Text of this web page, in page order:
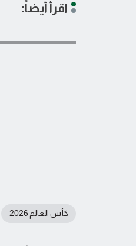
اقرأ أيضاً:
كأس العالم 2026